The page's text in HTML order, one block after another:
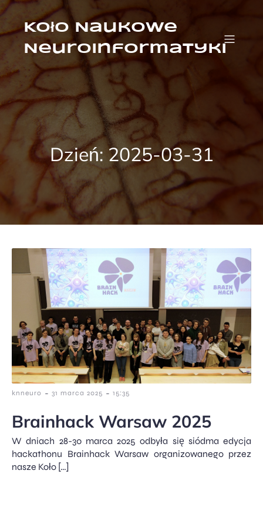
Przejdź
do
Koło Naukowe
Neuroinformatyki
Dzień: 2025-03-31
knneuro - 31 marca 2025 - 15:35
Brainhack Warsaw 2025
W dniach 28-30 marca 2025 odbyła się siódma edycja
hackathonu Brainhack Warsaw organizowanego przez
nasze Koło […]